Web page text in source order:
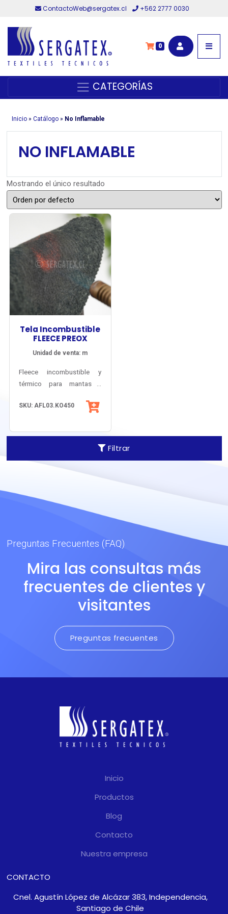
ContactoWeb@sergatex.cl +562 2777 0030
0
CATEGORÍAS
Inicio» Catálogo» No Inflamable
Filtrar
NO INFLAMABLE
Mostrando el único resultado
Tela Incombustible
FLEECE PREOX
Unidad de venta: m
Fleece incombustible y
térmico para mantas y
antiflama y altas
industrial y vestuario.
SKU: AFL03.KO450
Preguntas Frecuentes (FAQ)
Mira las consultas más
frecuentes de clientes y
visitantes
Preguntas frecuentes
Inicio
Productos
Blog
Contacto
Nuestra empresa
CONTACTO
Cnel. Agustín López de Alcázar 383, Independencia,
Santiago de Chile